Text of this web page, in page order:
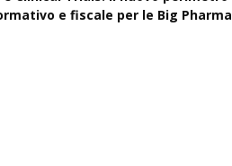
e fiscale per le Big Pharma